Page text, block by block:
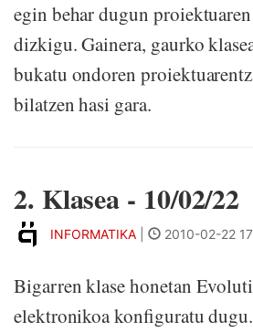
egin behar dugun
dizkigu. Gainera, gaurko
bukatu ondoren
bilatzen hasi gara.
2. Klasea - 10/02/22
INFORMATIKA 2010-02-22
Bigarren klase honetan
elektronikoa konfiguratu